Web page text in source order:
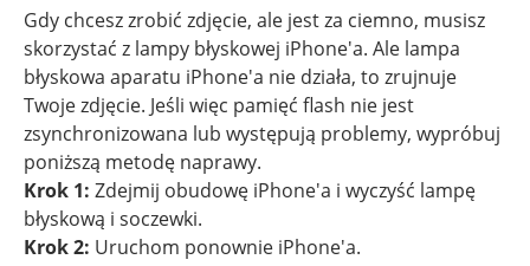
Gdy chcesz zrobić zdjęcie, ale jest za ciemno, musisz
skorzystać z lampy błyskowej iPhone'a. Ale lampa
błyskowa aparatu iPhone'a nie działa, to zrujnuje
Twoje zdjęcie. Jeśli więc pamięć flash nie jest
zsynchronizowana lub występują problemy, wypróbuj
poniższą metodę naprawy.
Krok 1: Zdejmij obudowę iPhone'a i wyczyść lampę
błyskową i soczewki.
Krok 2: Uruchom ponownie iPhone'a.